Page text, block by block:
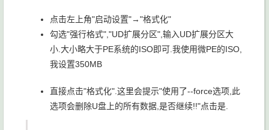
点击左上角"启动设置"→"格式化"
勾选"强行格式","UD扩展分区",输入UD扩展分区大
小.大小略大于PE系统的ISO即可.我使用微PE的ISO,
我设置350MB
直接点击"格式化".这里会提示"使用了--force选项,此
选项会删除U盘上的所有数据,是否继续!!"点击是.